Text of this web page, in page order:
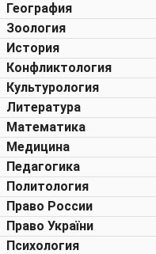
География
Зоология
История
Конфликтология
Культурология
Литература
Математика
Медицина
Педагогика
Политология
Право России
Право України
Психология